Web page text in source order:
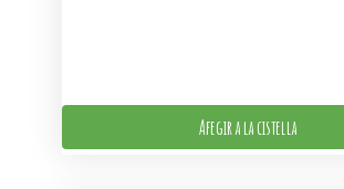
Afegir a la cistella